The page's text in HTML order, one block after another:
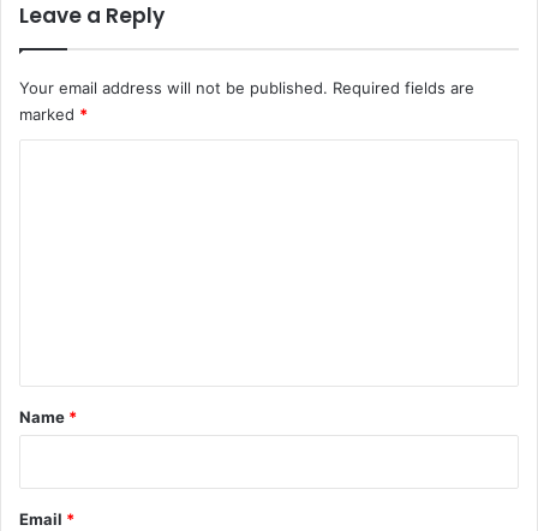
Leave a Reply
Your email address will not be published. Required fields are
marked *
*
Name *
Email *